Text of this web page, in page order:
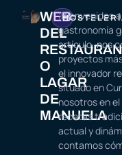
WEB
DEL
O
LAGAR
DE
MANUELA
¡Bienvenidos
gastronomía
artículo, nos
proyectos
el innovador
situado en
nosotros en
recetas
actual y
contamos